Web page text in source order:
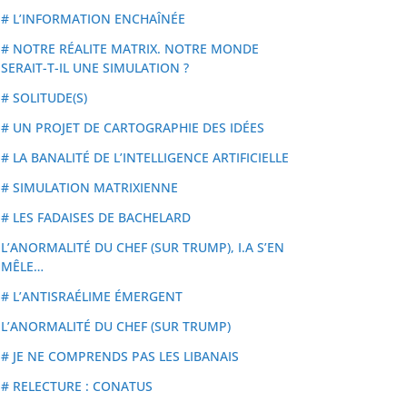
# L’INFORMATION ENCHAÎNÉE
# NOTRE RÉALITE MATRIX. NOTRE MONDE
SERAIT-T-IL UNE SIMULATION ?
# SOLITUDE(S)
# UN PROJET DE CARTOGRAPHIE DES IDÉES
# LA BANALITÉ DE L’INTELLIGENCE ARTIFICIELLE
# SIMULATION MATRIXIENNE
# LES FADAISES DE BACHELARD
L’ANORMALITÉ DU CHEF (SUR TRUMP), I.A S’EN
MÊLE…
# L’ANTISRAÉLIME ÉMERGENT
L’ANORMALITÉ DU CHEF (SUR TRUMP)
# JE NE COMPRENDS PAS LES LIBANAIS
# RELECTURE : CONATUS